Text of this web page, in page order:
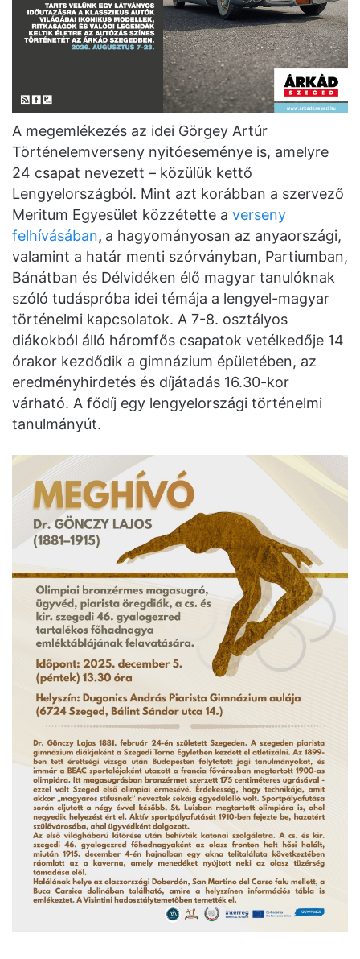
A megemlékezés az idei Görgey Artúr
Történelemverseny nyitóeseménye is, amelyre
24 csapat nevezett – közülük kettő
Lengyelországból. Mint azt korábban a szervező
Meritum Egyesület közzétette a verseny
felhívásában, a hagyományosan az anyaországi,
valamint a határ menti szórványban, Partiumban,
Bánátban és Délvidéken élő magyar tanulóknak
szóló tudáspróba idei témája a lengyel-magyar
történelmi kapcsolatok. A 7-8. osztályos
diákokból álló háromfős csapatok vetélkedője 14
órakor kezdődik a gimnázium épületében, az
eredményhirdetés és díjátadás 16.30-kor
várható. A fődíj egy lengyelországi történelmi
tanulmányút.